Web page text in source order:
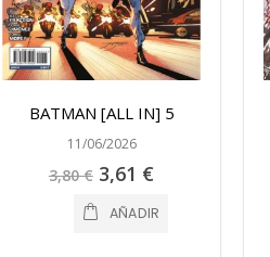
BATMAN [ALL IN] 5
11/06/2026
3,80 € Precio
especial
3,61 €
AÑADIR